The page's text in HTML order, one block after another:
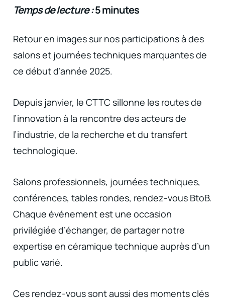
Temps de lecture :5 minutes
Retour en images sur nos participations à des
salons et journées techniques marquantes de
ce début d’année 2025.
Depuis janvier, le CTTC sillonne les routes de
l’innovation à la rencontre des acteurs de
l’industrie, de la recherche et du transfert
technologique.
Salons professionnels, journées techniques,
conférences, tables rondes, rendez-vous BtoB.
Chaque événement est une occasion
privilégiée d’échanger, de partager notre
expertise en céramique technique auprès d’un
public varié.
Ces rendez-vous sont aussi des moments clés